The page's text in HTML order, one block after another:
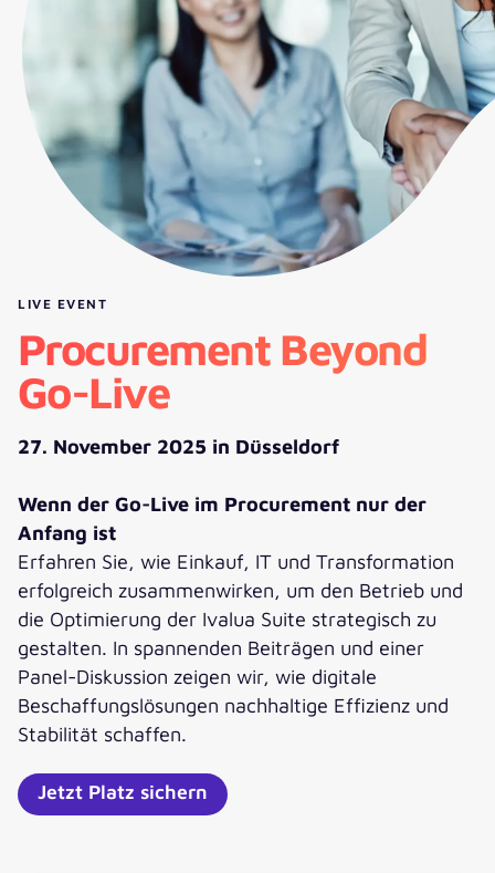
LIVE EVENT
Procurement Beyond
Go-Live
27. November 2025 in Düsseldorf
Wenn der Go-Live im Procurement nur der
Anfang ist
Erfahren Sie, wie Einkauf, IT und Transformation
erfolgreich zusammenwirken, um den Betrieb und
die Optimierung der Ivalua Suite strategisch zu
gestalten. In spannenden Beiträgen und einer
Panel-Diskussion zeigen wir, wie digitale
Beschaffungslösungen nachhaltige Effizienz und
Stabilität schaffen.
Jetzt Platz sichern